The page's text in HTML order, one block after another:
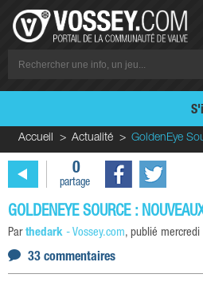
Accueil Actualité GoldenEye
0
partage
GOLDENEYE SOURCE :
Par thedark - Vossey.com, publié
33 commentaires